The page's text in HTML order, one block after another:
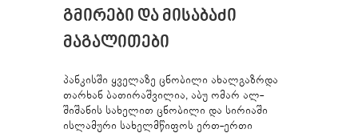
ᲒᲛᲘᲠᲔᲑᲘ ᲓᲐ ᲛᲘᲡᲐᲑᲐᲫᲘ
ᲛᲐᲒᲐᲚᲘᲗᲔᲑᲘ
პანკისში ყველაზე ცნობილი ახალგაზრდა
თარხან ბათირაშვილია, აბუ ომარ ალ-
შიშანის სახელით ცნობილი და სირიაში
ისლამური სახელმწიფოს ერთ-ერთი